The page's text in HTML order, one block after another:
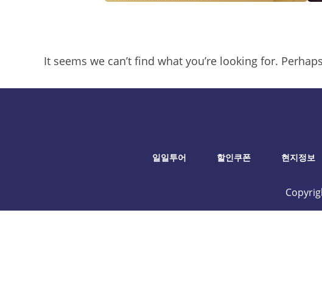
It seems we can’t find what you’re looking for.
일일투어 할인쿠폰 현지정보